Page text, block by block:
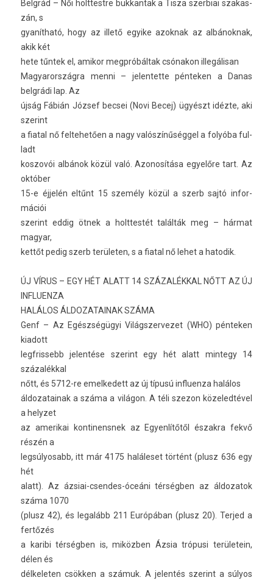
Belgrád – Női holttestre buk­kantak a Tisza szer­biai szakas­
zán, s
gyanítható, hogy az illető egyike azok­nak az al­bánok­nak,
akik két
hete tűntek el, amikor megpróbáltak csónakon illegálisan
Magyarország­ra menni – jelen­tette pén­tek­en a Danas
belgrádi lap. Az
újság Fábián József be­csei (Novi Becej) ügyészt idézte, aki
szerint
a fiat­al nő fel­tehető­en a nagy valószínűséggel a folyóba ful­
ladt
kos­zovói albánok közül való. Azonosítása egyelőre tart. Az
október
15-e éjjelén eltűnt 15 személy közül a szerb sajtó in­for­
mációi
szerint eddig ötnek a holttes­tét találták meg – hármat
magyar,
kettőt pedig szerb területen, s a fiat­al nő lehet a hatodik.
ÚJ VÍRUS – EGY HÉT ALATT 14 SZÁZALÉKKAL NŐTT AZ ÚJ
IN­FLUEN­ZA
HALÁLOS ÁLDOZATAINAK SZÁMA
Genf – Az Egészségügyi Világszer­vezet (WHO) pén­tek­en
kiadott
legfris­sebb jelen­tése szerint egy hét alatt min­tegy 14
százalékkal
nőtt, és 5712-re em­el­kedett az új típusú in­fluen­za halálos
áldozatainak a száma a világon. A téli szezon közeled­tével
a helyzet
az amerikai kon­tinensnek az Egyen­lítőtől észak­ra fekvő
részén a
leg­súlyosabb, itt már 4175 haláleset történt (plusz 636 egy
hét
alatt). Az ázsiai-csendes-óceáni térségben az áldozatok
száma 1070
(plusz 42), és legalább 211 Európában (plusz 20). Ter­jed a
fertőzés
a karibi térségben is, miközben Ázsia trópusi területein,
délen és
dél­kelet­en csökken a számuk. A jelen­tés szerint a súlyos